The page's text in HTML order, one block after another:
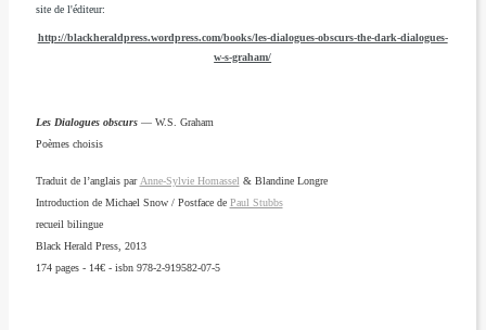
site de l'éditeur:
http://blackheraldpress.wordpress.com/books/les-dialogues-obscurs-the-dark-dialogues-
w-s-graham/
Les Dialogues obscurs— W.S. Graham
Poèmes choisis
Traduit de l’anglais par Anne-Sylvie Homassel & Blandine Longre
Introduction de Michael Snow / Postface de Paul Stubbs
recueil bilingue
Black Herald Press, 2013
174 pages - 14€- isbn 978-2-919582-07-5